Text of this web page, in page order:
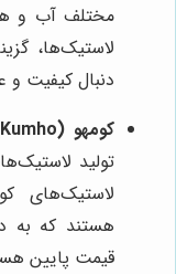
مختلف آب و
لاستیک‌ها،
دنبال کیفیت
کومهو (Kumho):
تولید
لاستیک‌های
هستند که به
قیمت پایین